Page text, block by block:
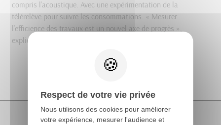
compris l’acoustique. Avec une expérimentation de la
télérelève pour suivre les consommations. « Mesurer
l’efficience des travaux est un nouvel axe de progrès »,
explique l’Office.
Respect de votre vie privée
Nous utilisons des cookies pour améliorer
votre expérience, mesurer l'audience et